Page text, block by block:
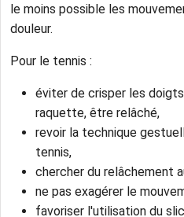
le moins possible les
douleur.
Pour le tennis :
éviter de crisper les
raquette, être relâché,
revoir la technique
tennis,
chercher du relâchement
ne pas exagérer le
favoriser l'utilisation du